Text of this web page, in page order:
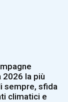
2026 la più
sempre, sfida
climatici e